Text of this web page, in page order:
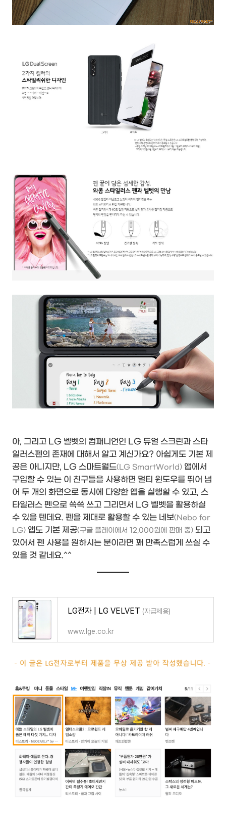
아, 그리고 LG 벨벳의 컴패니언인 LG 듀얼 스크린과 스타
일러스펜의 존재에 대해서 알고 계신가요? 아쉽게도 기본 제
공은 아니지만, LG 스마트월드(LG SmartWorld) 앱에서
구입할 수 있는 이 친구들을 사용하면 멀티 윈도우를 뛰어 넘
어 두 개의 화면으로 동시에 다양한 앱을 실행할 수 있고, 스
타일러스 펜으로 쓱쓱 쓰고 그리면서 LG 벨벳을 활용하실
수 있을 텐데요. 펜을 제대로 활용할 수 있는 네보(Nebo for
LG) 앱도 기본 제공(구글 플레이에서 12,000원에 판매 중) 되고
있어서 펜 사용을 원하시는 분이라면 꽤 만족스럽게 쓰실 수
있을 것 같네요.^^
LG전자 | LG VELVET (자급제용)
www.lge.co.kr